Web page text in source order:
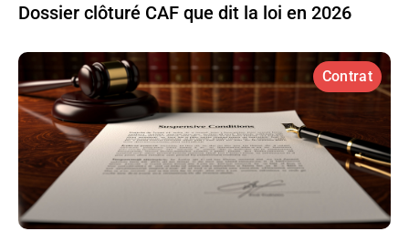
Dossier clôturé CAF que dit la loi en 2026
Contrat